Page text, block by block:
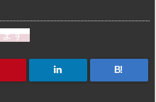
b
o
ar
n
dr
o
す
B!